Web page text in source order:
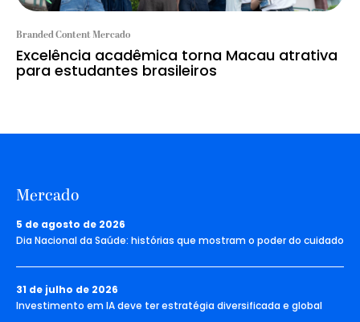
Branded Content Mercado
Excelência acadêmica torna Macau atrativa
para estudantes brasileiros
Mercado
5 de agosto de 2026
Dia Nacional da Saúde: histórias que mostram o poder do cuidado
31 de julho de 2026
Investimento em IA deve ter estratégia diversificada e global